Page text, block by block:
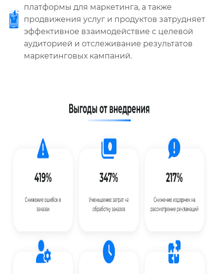
платформы для маркетинга, а также
продвижения услуг и продуктов затрудняет
эффективное взаимодействие с целевой
аудиторией и отслеживание результатов
маркетинговых кампаний.